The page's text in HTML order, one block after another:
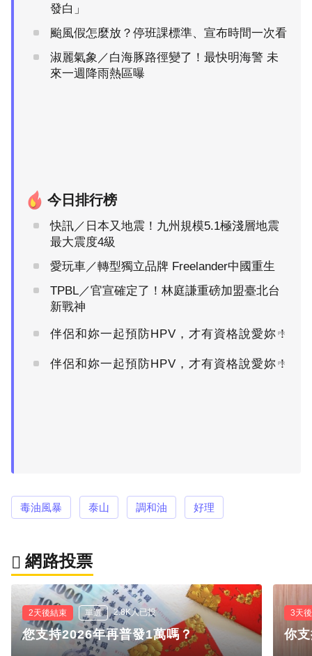
發白」
颱風假怎麼放？停班課標準、宣布時間一次看
淑麗氣象／白海豚路徑變了！最快明海警 未
來一週降雨熱區曝
今日排行榜
快訊／日本又地震！九州規模5.1極淺層地震
最大震度4級
愛玩車／轉型獨立品牌 Freelander中國重生
TPBL／官宣確定了！林庭謙重磅加盟臺北台
新戰神
伴侶和妳一起預防HPV，才有資格說愛妳！
PR
伴侶和妳一起預防HPV，才有資格說愛妳！
PR
毒油風暴 泰山 調和油 好理
網路投票
2天後結束 單選 2.8K人已投
您支持2026年再普發1萬嗎？
3天
你